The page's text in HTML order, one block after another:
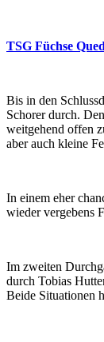
TSG Füchse
Bis in den
Schorer durch.
weitgehend offen
aber auch kleine
In einem eher
wieder vergebens
Im zweiten
durch Tobias
Beide Situationen